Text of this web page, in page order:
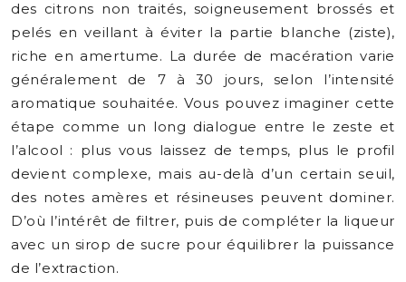
des citrons non traités, soigneusement brossés et
pelés en veillant à éviter la partie blanche (ziste),
riche en amertume. La durée de macération varie
généralement de 7 à 30 jours, selon l’intensité
aromatique souhaitée. Vous pouvez imaginer cette
étape comme un long dialogue entre le zeste et
l’alcool : plus vous laissez de temps, plus le profil
devient complexe, mais au-delà d’un certain seuil,
des notes amères et résineuses peuvent dominer.
D’où l’intérêt de filtrer, puis de compléter la liqueur
avec un sirop de sucre pour équilibrer la puissance
de l’extraction.